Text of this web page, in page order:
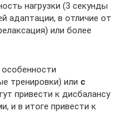
нагрузки (3 секунды
адаптации, в отличие от
или более
тренировки) или с
привести к дисбалансу
и в итоге привести к